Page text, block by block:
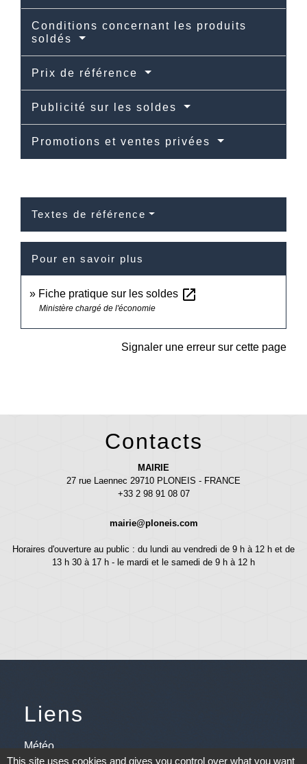
Conditions concernant les produits
soldés
Prix de référence
Publicité sur les soldes
Promotions et ventes privées
Textes de référence
Pour en savoir plus
Fiche pratique sur les soldes open_in_new
Ministère chargé de l'économie
Signaler une erreur sur cette page
Contacts
MAIRIE
27 rue Laennec 29710 PLONEIS - FRANCE
+33 2 98 91 08 07
mairie@ploneis.com
Horaires d'ouverture au public : du lundi au vendredi de 9 h à 12 h et de
13 h 30 à 17 h - le mardi et le samedi de 9 h à 12 h
Liens
Météo
This site uses cookies and gives you control over what you want